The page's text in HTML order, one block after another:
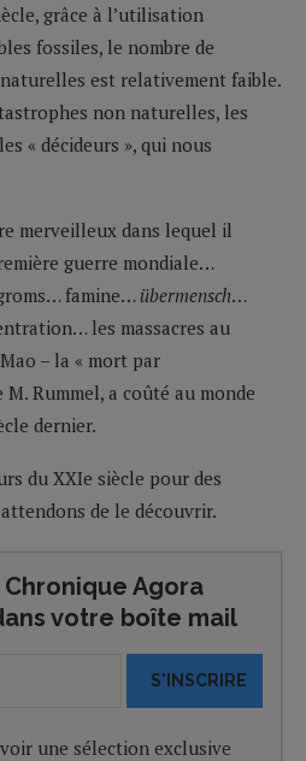
grâce à l’utilisation
fossiles, le nombre de
est relativement faible.
non naturelles, les
« décideurs », qui nous
merveilleux dans lequel il
guerre mondiale…
famine… übermensch…
les massacres au
– la « mort par
Rummel, a coûté au monde
dernier.
du XXIe siècle pour des
de le découvrir.
Agora
votre boîte mail
S'INSCRIRE
une sélection exclusive